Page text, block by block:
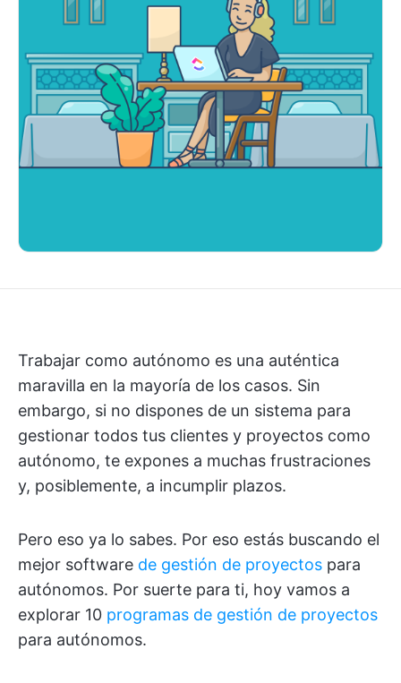
Trabajar como autónomo es una auténtica
maravilla en la mayoría de los casos. Sin
embargo, si no dispones de un sistema para
gestionar todos tus clientes y proyectos como
autónomo, te expones a muchas frustraciones
y, posiblemente, a incumplir plazos.
Pero eso ya lo sabes. Por eso estás buscando el
mejor software de gestión de proyectos para
autónomos. Por suerte para ti, hoy vamos a
explorar 10 programas de gestión de proyectos
para autónomos.